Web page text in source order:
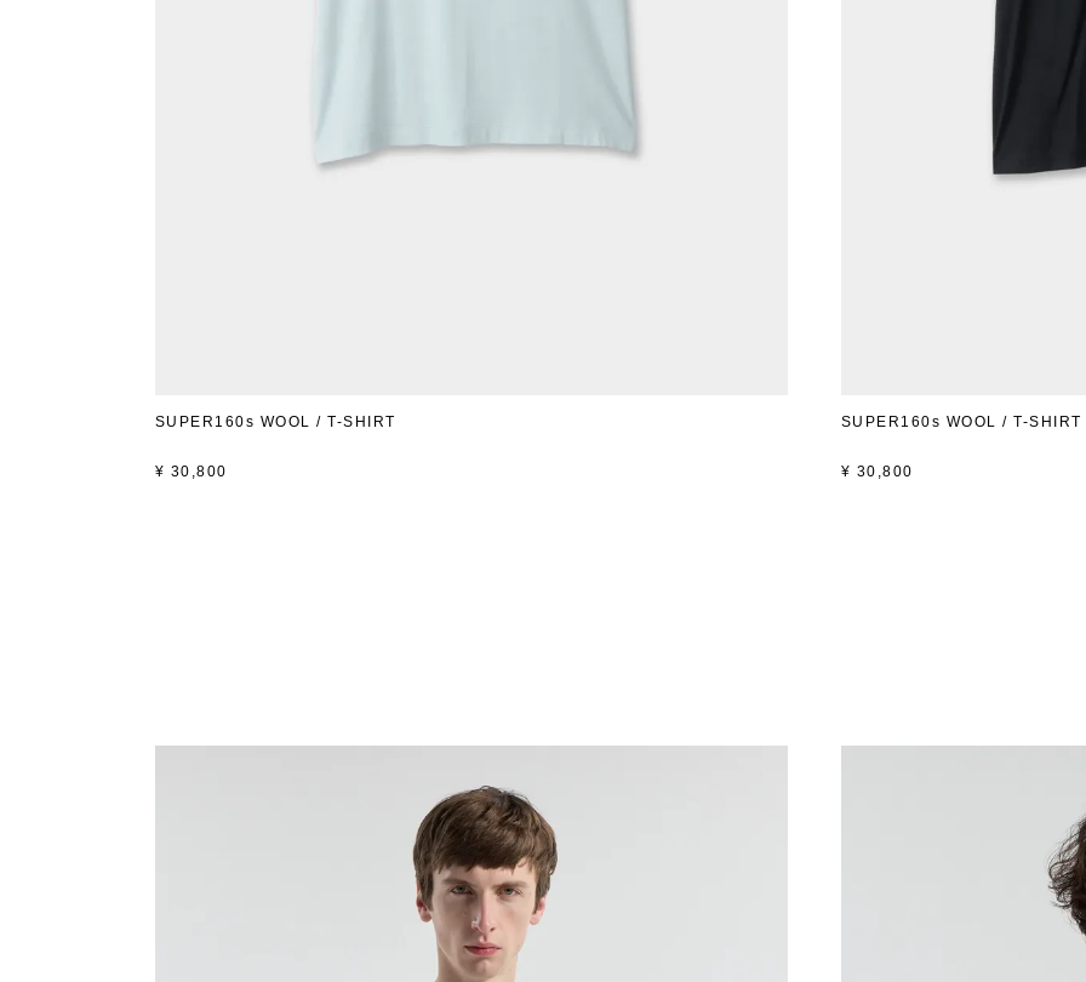
SUPER160s WOOL / T-SHIRT
¥ 30,800
SUPER160s WOOL / T-SHIRT
¥ 30,800